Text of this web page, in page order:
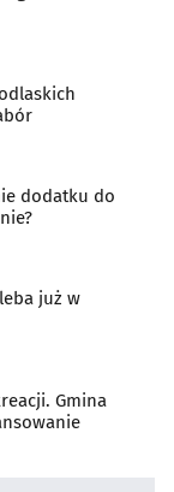
dodatku do
już w
Gmina